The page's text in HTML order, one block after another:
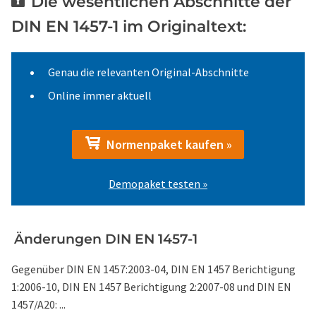
DIN EN 1457-1 im Originaltext:
Genau die relevanten Original-Abschnitte
Online immer aktuell
Normenpaket kaufen »
Demopaket testen »
Änderungen DIN EN 1457-1
Gegenüber DIN EN 1457:2003-04, DIN EN 1457 Berichtigung
1:2006-10, DIN EN 1457 Berichtigung 2:2007-08 und DIN EN
1457/A20: ...